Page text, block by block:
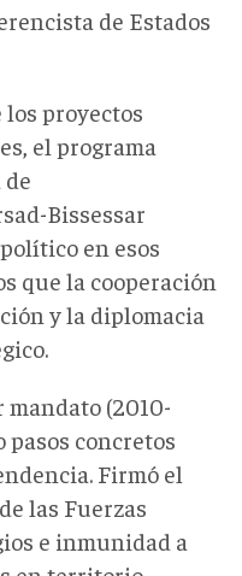
de Estados
los proyectos
el programa
Bissessar
en esos
que la cooperación
y la diplomacia
(2010-
pasos concretos
Firmó el
las Fuerzas
e inmunidad a